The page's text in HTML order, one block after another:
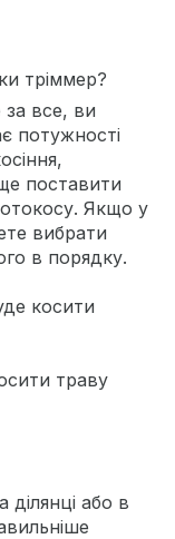
тріммер?
все, ви
потужності
поставити
Якщо у
вибрати
в порядку.
косити
траву
або в